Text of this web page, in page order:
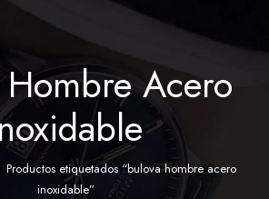
Hombre Acero
Productos etiquetados “bulova hombre acero
inoxidable”